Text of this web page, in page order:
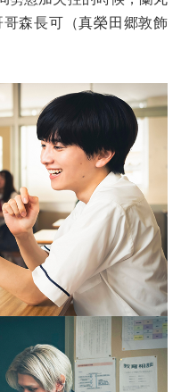
森長可（真榮田郷敦飾